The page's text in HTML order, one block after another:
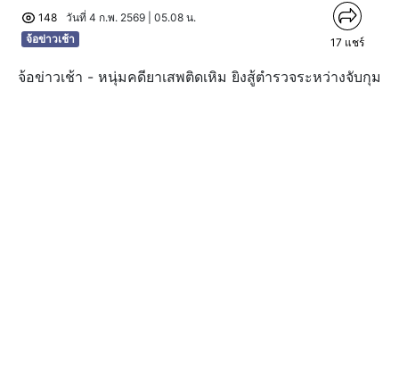
148
วันที่ 4 ก.พ. 2569 | 05.08 น.
จ้อข่าวเช้า
17 แชร์
จ้อข่าวเช้า - หนุ่มคดียาเสพติดเหิม ยิงสู้ตำรวจระหว่างจับกุม